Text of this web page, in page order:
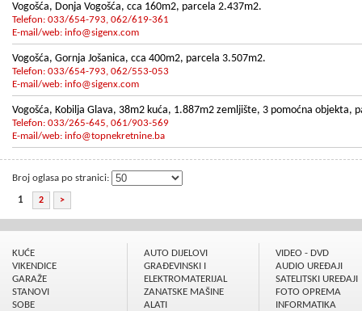
Vogošća, Donja Vogošća, cca 160m2, parcela 2.437m2.
Telefon: 033/654-793, 062/619-361
E-mail/web: info@sigenx.com
Vogošća, Gornja Jošanica, cca 400m2, parcela 3.507m2.
Telefon: 033/654-793, 062/553-053
E-mail/web: info@sigenx.com
Vogošća, Kobilja Glava, 38m2 kuća, 1.887m2 zemljište, 3 pomoćna objekta,
Telefon: 033/265-645, 061/903-569
E-mail/web: info@topnekretnine.ba
Broj oglasa po stranici:
1 2 >
KUĆE
VIKENDICE
GARAŽE
STANOVI
SOBE
AUTO DIJELOVI
GRAÐEVINSKI I
ELEKTROMATERIJAL
ZANATSKE MAŠINE
ALATI
VIDEO - DVD
AUDIO UREÐAJI
SATELITSKI UREÐAJI
FOTO OPREMA
INFORMATIKA